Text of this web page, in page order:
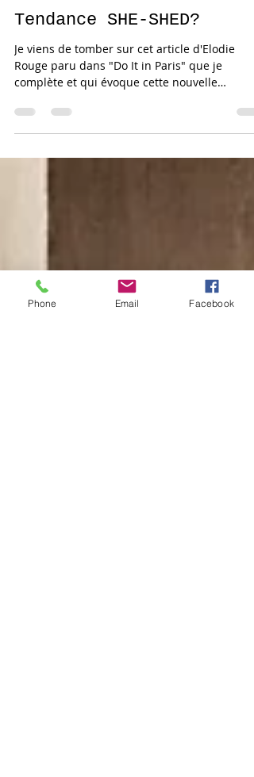
Marie-Jeanne de Reyniès-Arlot
17 oct. 2021
2 min de lecture
Tendance SHE-SHED?
Je viens de tomber sur cet article d'Elodie
complète et qui évoque cette nouvelle
tendance : SHE...
Phone Email Facebook